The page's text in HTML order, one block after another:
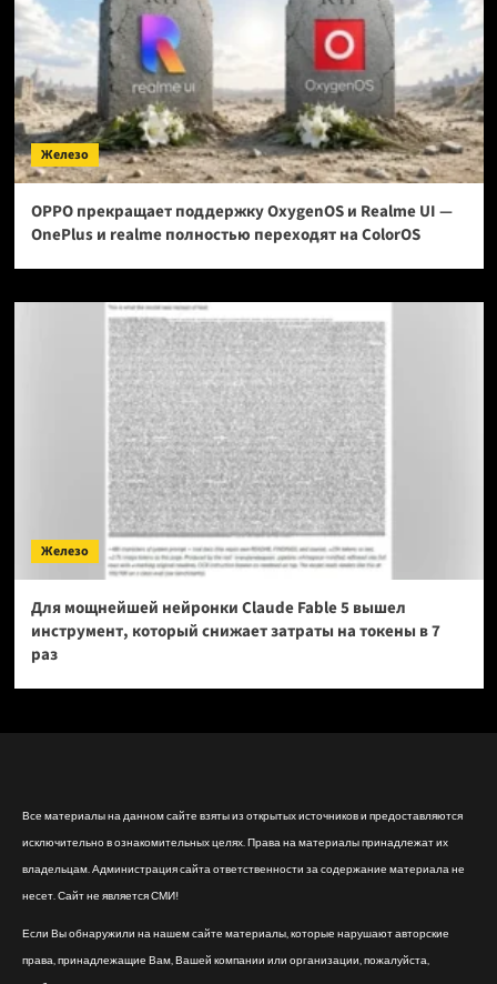
Железо
OPPO прекращает поддержку OxygenOS и Realme UI —
OnePlus и realme полностью переходят на ColorOS
Железо
Для мощнейшей нейронки Claude Fable 5 вышел
инструмент, который снижает затраты на токены в 7
раз
Все материалы на данном сайте взяты из открытых источников и предоставляются
исключительно в ознакомительных целях. Права на материалы принадлежат их
владельцам. Администрация сайта ответственности за содержание материала не
несет. Сайт не является СМИ!
Если Вы обнаружили на нашем сайте материалы, которые нарушают авторские
права, принадлежащие Вам, Вашей компании или организации, пожалуйста,